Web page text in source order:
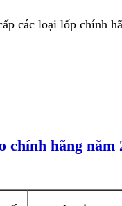
các loại lốp chính
chính hãng năm